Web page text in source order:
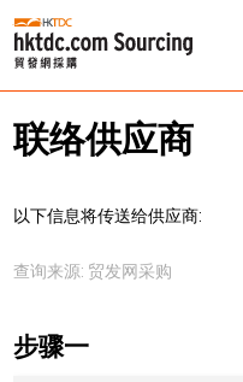
联络供应商
以下信息将传送给供应商:
查询来源: 贸发网采购
步骤一